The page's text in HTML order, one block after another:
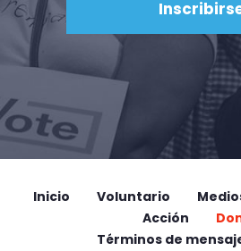
Inicio Voluntario
Acción
Términos de